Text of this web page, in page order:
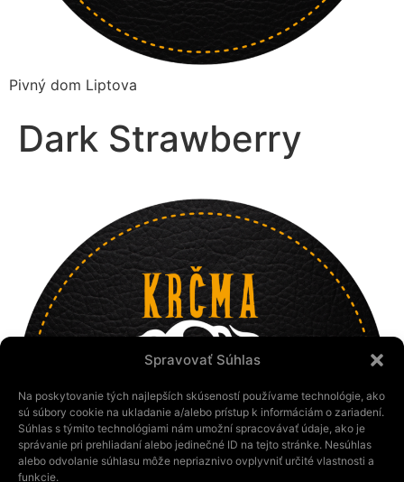
Spravovať Súhlas
Na poskytovanie tých najlepších skúseností používame technológie, ako
sú súbory cookie na ukladanie a/alebo prístup k informáciám o zariadení.
Súhlas s týmito technológiami nám umožní spracovávať údaje, ako je
správanie pri prehliadaní alebo jedinečné ID na tejto stránke. Nesúhlas
alebo odvolanie súhlasu môže nepriaznivo ovplyvniť určité vlastnosti a
funkcie.
Pivný dom Liptova
Dark Strawberry